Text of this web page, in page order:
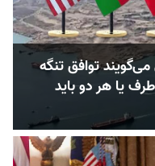
توافق تنگه
یا هر دو باید